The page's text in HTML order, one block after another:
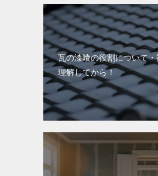
瓦の漆喰の役割について
理解してから！